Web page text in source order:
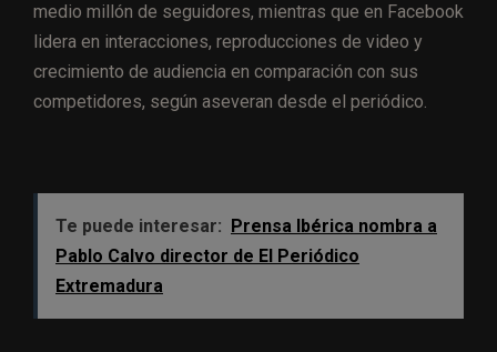
medio millón de seguidores, mientras que en Facebook
lidera en interacciones, reproducciones de video y
crecimiento de audiencia en comparación con sus
competidores, según aseveran desde el periódico.
Te puede interesar:
Prensa Ibérica nombra a
Pablo Calvo director de El Periódico
Extremadura